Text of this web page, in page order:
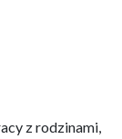
z rodzinami,